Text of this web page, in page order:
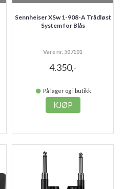
Sennheiser XSw 1-908-A Trådløst
System for Blås
Vare nr. 507101
4.350,-
På lager og i butikk
KJØP